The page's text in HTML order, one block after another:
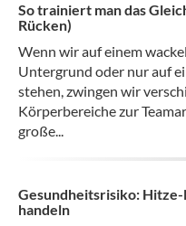
So trainiert man das
Rücken)
Wenn wir auf einem
Untergrund oder nur auf
stehen, zwingen wir
Körperbereiche zur
große...
Gesundheitsrisiko:
handeln